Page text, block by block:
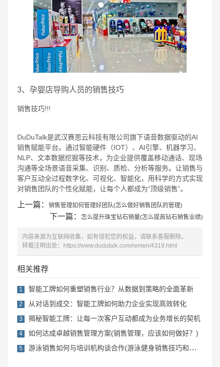
3、孕婴店导购人员的销售技巧
销售技巧!!!
DuDuTalk是武汉赛思云科技有限公司旗下语音数据驱动的AI
销售赋能平台。通过智能硬件（IOT）、AI引擎、机器学习、
NLP、文本数据挖掘等技术，为企业提供覆盖移动通话、现场
沟通等全场景语音采集、识别、质检、分析等服务。让销售与
客户互动全过程数字化、可视化、智能化，用科学的方式实现
对销售团队的个性化赋能，让每个人都成为“顶级销售”。
上一篇： 销售管理如何管理好团队(怎么做好销售团队的管理)
下一篇： 怎么提升珠宝钻石销量(怎么提高钻石销售业绩)
内容来源为互联网收集，如有侵犯您的权益，请联系客服删除。
转载注明出处：
https://www.dudutalk.com/remen/4319.html
相关推荐
1 智能工牌如何重塑销售行业？从数据到策略的全面革新
2 从对话到成交：智能工牌如何助力企业实现高效转化
3 揭秘智能工牌：让每一次客户互动都成为业务增长的契机
4 如何达成卓越销售管理方案(销售管理，应该如何做好？)
5 游泳销售如何与培训机构谈合作(游泳健身销售技巧和话术)